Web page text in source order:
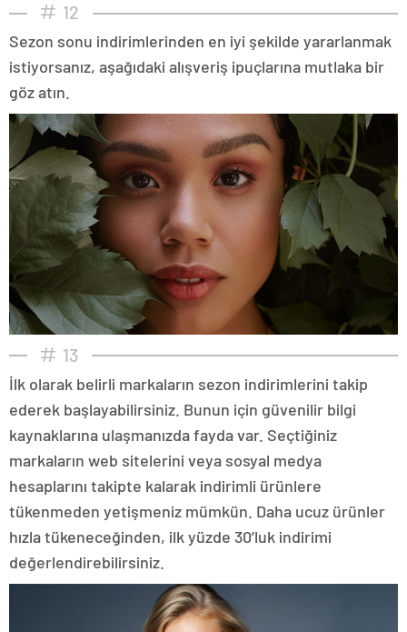
12
Sezon sonu indirimlerinden en iyi şekilde yararlanmak
istiyorsanız, aşağıdaki alışveriş ipuçlarına mutlaka bir
göz atın.
13
İlk olarak belirli markaların sezon indirimlerini takip
ederek başlayabilirsiniz. Bunun için güvenilir bilgi
kaynaklarına ulaşmanızda fayda var. Seçtiğiniz
markaların web sitelerini veya sosyal medya
hesaplarını takipte kalarak indirimli ürünlere
tükenmeden yetişmeniz mümkün. Daha ucuz ürünler
hızla tükeneceğinden, ilk yüzde 30’luk indirimi
değerlendirebilirsiniz.